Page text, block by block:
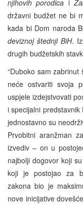
njihovih porodica i
državni budžet ne bi
kada bi Dom naroda
deviznoj štednji BiH.
drugih budžetskih
“Duboko sam
neće ostvariti svoja
uspjele izdejstvovati
i specijalni predstavnik
jednostavno su
Prvobitni aranžman
izvediv – on u
najbolji dogovor koji
koji je postojao za
zakona bio je
nove inicijative